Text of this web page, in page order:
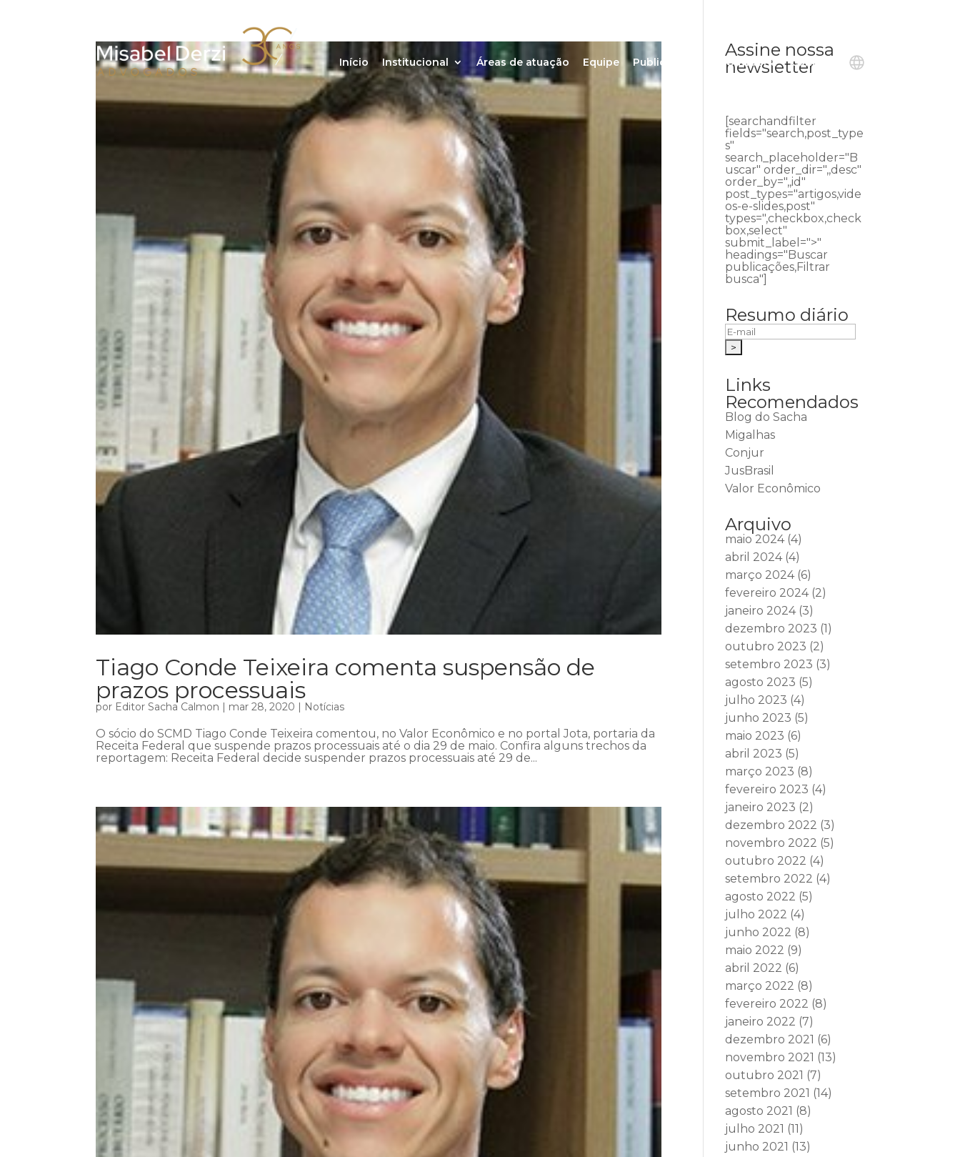
Início Institucional Áreas de atuação Equipe Publicações Ouvidoria Contato
Tiago Conde Teixeira comenta suspensão de
prazos processuais
por Editor Sacha Calmon | mar 28, 2020 | Notícias
O sócio do SCMD Tiago Conde Teixeira comentou, no Valor Econômico e no portal Jota, portaria da
Receita Federal que suspende prazos processuais até o dia 29 de maio. Confira alguns trechos da
reportagem: Receita Federal decide suspender prazos processuais até 29 de...
Assine nossa
newsletter
[searchandfilter
fields="search,post_type
s"
search_placeholder="B
uscar" order_dir=",,desc"
order_by=",,id"
post_types="artigos,vide
os-e-slides,post"
types=",checkbox,check
box,select"
submit_label=">"
headings="Buscar
publicações,Filtrar
busca"]
Resumo diário
Links
Recomendados
Blog do Sacha
Migalhas
Conjur
JusBrasil
Valor Econômico
Arquivo
maio 2024(4)
abril 2024(4)
março 2024(6)
fevereiro 2024(2)
janeiro 2024(3)
dezembro 2023 (1)
outubro 2023 (2)
setembro 2023 (3)
agosto 2023 (5)
julho 2023 (4)
junho 2023 (5)
maio 2023 (6)
abril 2023 (5)
março 2023 (8)
fevereiro 2023 (4)
janeiro 2023 (2)
dezembro 2022 (3)
novembro 2022 (5)
outubro 2022 (4)
setembro 2022 (4)
agosto 2022 (5)
julho 2022 (4)
junho 2022 (8)
maio 2022 (9)
abril 2022 (6)
março 2022 (8)
fevereiro 2022 (8)
janeiro 2022 (7)
dezembro 2021 (6)
novembro 2021 (13)
outubro 2021 (7)
setembro 2021 (14)
agosto 2021 (8)
julho 2021 (11)
junho 2021 (13)